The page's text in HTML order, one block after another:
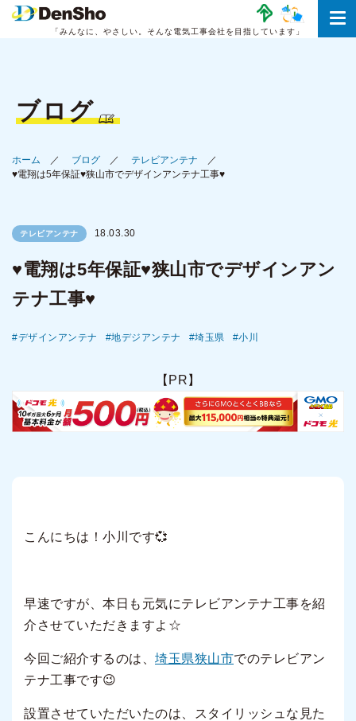
「みんなに、やさしい。 そんな電気工事会社を目指しています」
ブログ
ホーム ブログ
テレビアンテナ
♥電翔は5年保証♥狭山市でデザインアンテナ工事♥
テレビアンテナ 18.03.30
♥電翔は5年保証♥狭山市でデザインアン
テナ工事♥
デザインアンテナ 地デジアンテナ 埼玉県 小川
【PR】
こんにちは！小川です💞
早速ですが、本日も元気にテレビアンテナ工事を紹
介させていただきますよ☆
今回ご紹介するのは、 埼玉県狭山市でのテレビアン
テナ工事です😉
設置させていただいたのは、スタイリッシュな見た